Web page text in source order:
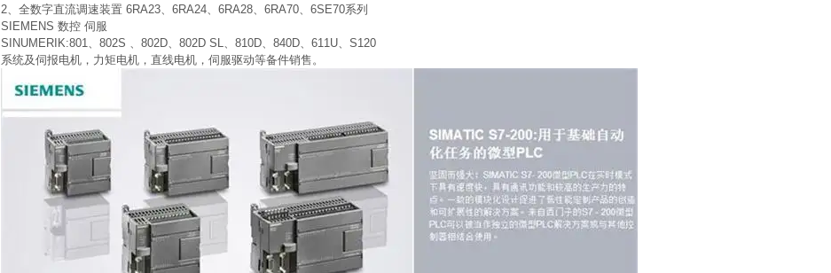
2、全数字直流调速装置 6RA23、6RA24、6RA28、6RA70、6SE70系列
SIEMENS 数控 伺服
SINUMERIK:801、802S 、802D、802D SL、810D、840D、611U、S120
系统及伺报电机，力矩电机，直线电机，伺服驱动等备件销售。